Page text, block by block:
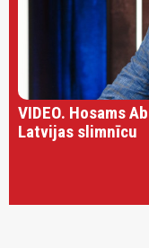
VIDEO. Hosams
Latvijas slimnīcu